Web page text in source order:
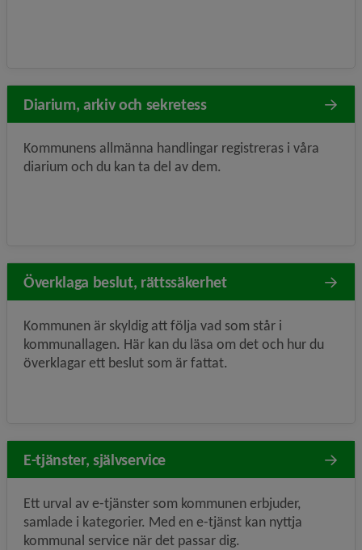
Diarium, arkiv och sekretess
Kommunens allmänna handlingar registreras i våra
diarium och du kan ta del av dem.
Överklaga beslut, rättssäkerhet
Kommunen är skyldig att följa vad som står i
kommunallagen. Här kan du läsa om det och hur du
överklagar ett beslut som är fattat.
E-tjänster, självservice
Ett urval av e-tjänster som kommunen erbjuder,
samlade i kategorier. Med en e-tjänst kan nyttja
kommunal service när det passar dig.